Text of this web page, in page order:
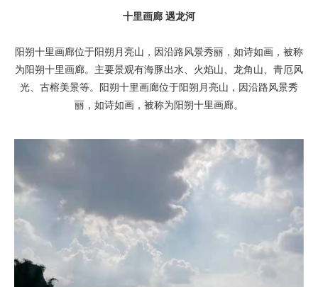
十里画廊 遇龙河
阳朔十里画廊位于阳朔月亮山，因沿路风景秀丽，如诗如画，被称
为阳朔十里画廊。主要景观有海豚出水、火焰山、龙角山、青厄风
光、古榕美景等。阳朔十里画廊位于阳朔月亮山，因沿路风景秀
丽，如诗如画，被称为阳朔十里画廊。